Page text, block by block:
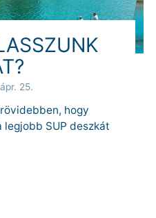
25.
hogy
legjobb SUP deszkát